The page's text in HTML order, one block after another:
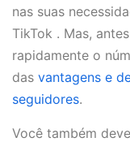
nas suas
TikTok . Mas,
rapidamente o
das vantagens e
seguidores.
Você também